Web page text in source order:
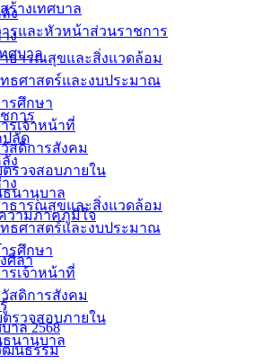
ง
ง
ธารณสุขและสิ่งแวดล้อม
ธศาสตร์และงบประมาณ
รศึกษา
รเจ้าหน้าที่
สดิการสังคม
รวจสอบภายใน
นานุบาล
วามภาคภูมิใจ
ศิลา
าล 2568
ฒนธรรม
ร้างเทศบาล
รและหัวหน้าส่วนราชการ
ศบาล
การ
ปลัด
ง
ง
ธารณสุขและสิ่งแวดล้อม
ธศาสตร์และงบประมาณ
รศึกษา
รเจ้าหน้าที่
สดิการสังคม
รวจสอบภายใน
นานุบาล